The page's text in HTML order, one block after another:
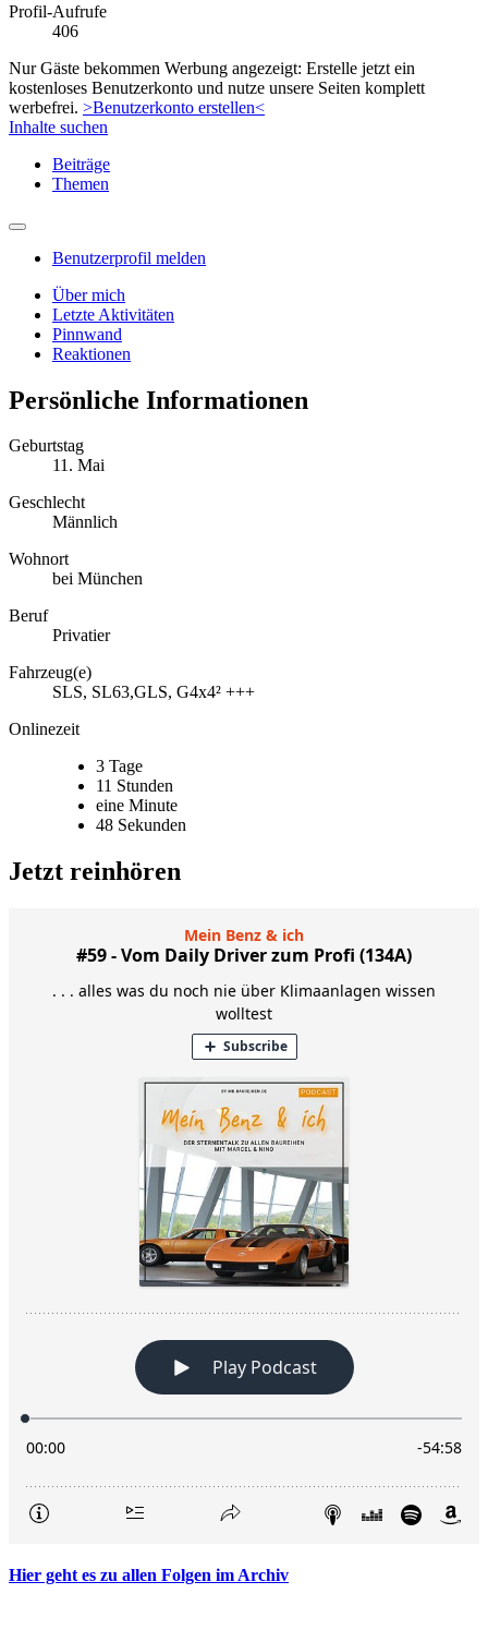
Profil-Aufrufe
406
Nur Gäste bekommen Werbung angezeigt: Erstelle jetzt ein
kostenloses Benutzerkonto und nutze unsere Seiten komplett
werbefrei. >Benutzerkonto erstellen<
Inhalte suchen
Beiträge
Themen
Benutzerprofil melden
Über mich
Letzte Aktivitäten
Pinnwand
Reaktionen
Persönliche Informationen
Geburtstag
11. Mai
Geschlecht
Männlich
Wohnort
bei München
Beruf
Privatier
Fahrzeug(e)
​SLS, SL63,GLS, G4x4² +++
Onlinezeit
3 Tage
11 Stunden
eine Minute
48 Sekunden
Jetzt reinhören
Hier geht es zu allen Folgen im Archiv